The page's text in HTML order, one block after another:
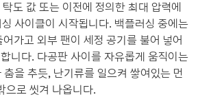
도 값 또는 이전에 정의한 최대 압력에
사이클이 시작됩니다. 백플러싱 중에는
가고 외부 팬이 세정 공기를 불어 넣어
니다. 다공판 사이를 자유롭게 움직이는
을 추듯, 난기류를 일으켜 쌓여있는 먼
으로 씻겨 나옵니다.